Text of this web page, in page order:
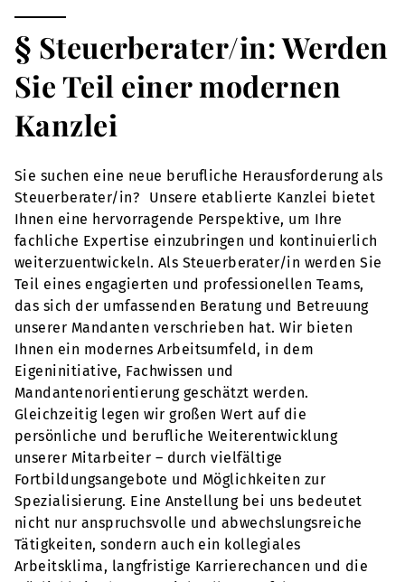
§ Steuerberater/in: Werden
Sie Teil einer modernen
Kanzlei
Sie suchen eine neue berufliche Herausforderung als
Steuerberater/in? Unsere etablierte Kanzlei bietet
Ihnen eine hervorragende Perspektive, um Ihre
fachliche Expertise einzubringen und kontinuierlich
weiterzuentwickeln. Als Steuerberater/in werden Sie
Teil eines engagierten und professionellen Teams,
das sich der umfassenden Beratung und Betreuung
unserer Mandanten verschrieben hat. Wir bieten
Ihnen ein modernes Arbeitsumfeld, in dem
Eigeninitiative, Fachwissen und
Mandantenorientierung geschätzt werden.
Gleichzeitig legen wir großen Wert auf die
persönliche und berufliche Weiterentwicklung
unserer Mitarbeiter – durch vielfältige
Fortbildungsangebote und Möglichkeiten zur
Spezialisierung. Eine Anstellung bei uns bedeutet
nicht nur anspruchsvolle und abwechslungsreiche
Tätigkeiten, sondern auch ein kollegiales
Arbeitsklima, langfristige Karrierechancen und die